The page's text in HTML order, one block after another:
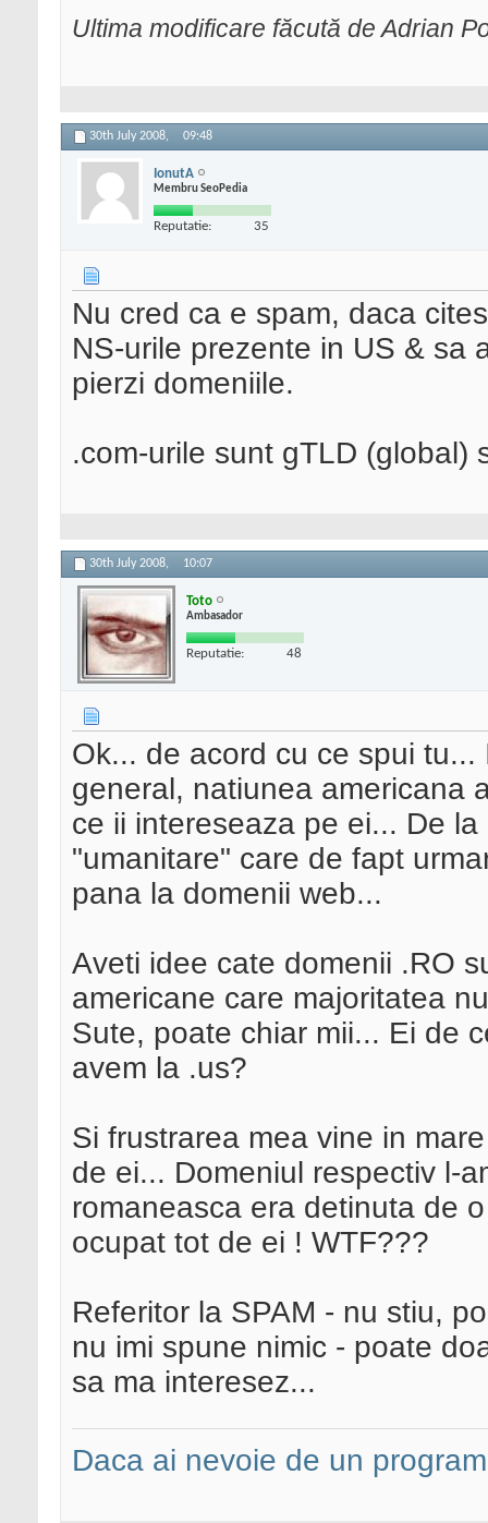
Ultima modificare făcută de Adrian
30th July 2008, 09:48
IonutA
Membru SeoPedia
Reputatie: 35
Nu cred ca e spam, daca
NS-urile prezente in US & sa
pierzi domeniile.
.com-urile sunt gTLD (global)
30th July 2008, 10:07
Toto
Ambasador
Reputatie: 48
Ok... de acord cu ce spui
general, natiunea americana
ce ii intereseaza pe ei... De
"umanitare" care de fapt
pana la domenii web...
Aveti idee cate domenii .RO
americane care majoritatea
Sute, poate chiar mii... Ei de
avem la .us?
Si frustrarea mea vine in
de ei... Domeniul respectiv l-
romaneasca era detinuta de
ocupat tot de ei ! WTF???
Referitor la SPAM - nu stiu,
nu imi spune nimic - poate
sa ma interesez...
Daca ai nevoie de un